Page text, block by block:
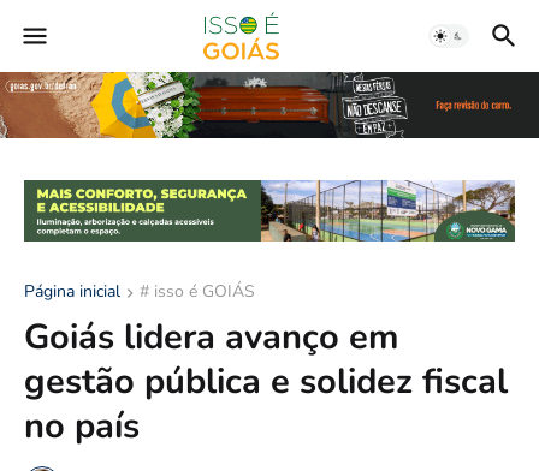
Página inicial # isso é GOIÁS
Goiás lidera avanço em
gestão pública e solidez fiscal
no país